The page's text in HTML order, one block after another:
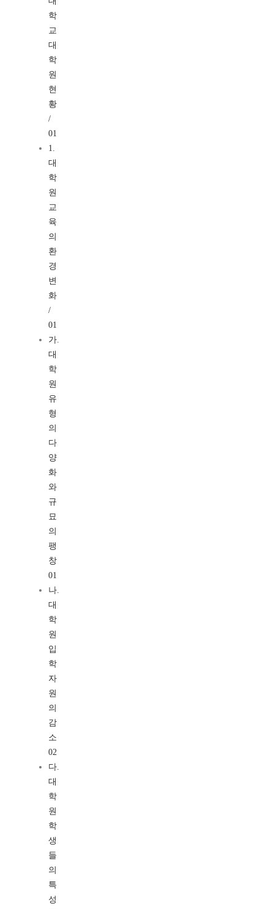
학
교
대
학
원
현
황
/
01
1.
대
학
원
교
육
의
환
경
변
화
/
01
가.
대
학
원
유
형
의
다
양
화
와
규
묘
의
팽
창
01
나.
대
학
원
입
학
자
원
의
감
소
02
다.
대
학
원
학
생
들
의
특
성